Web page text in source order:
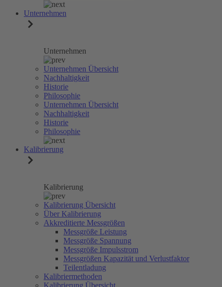
Unternehmen
Unternehmen
Unternehmen Übersicht
Nachhaltigkeit
Historie
Philosophie
Unternehmen Übersicht
Nachhaltigkeit
Historie
Philosophie
Kalibrierung
Kalibrierung
Kalibrierung Übersicht
Über Kalibrierung
Akkreditierte Messgrößen
Messgröße Leistung
Messgröße Spannung
Messgröße Impulsstrom
Messgrößen Kapazität und Verlustfaktor
Teilentladung
Kalibriermethoden
Kalibrierung Übersicht